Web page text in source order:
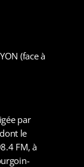
(face à
par
le
FM, à